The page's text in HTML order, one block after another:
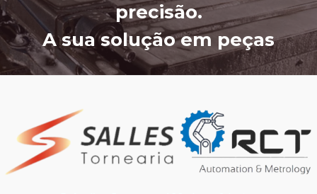
precisão.
A sua solução em peças